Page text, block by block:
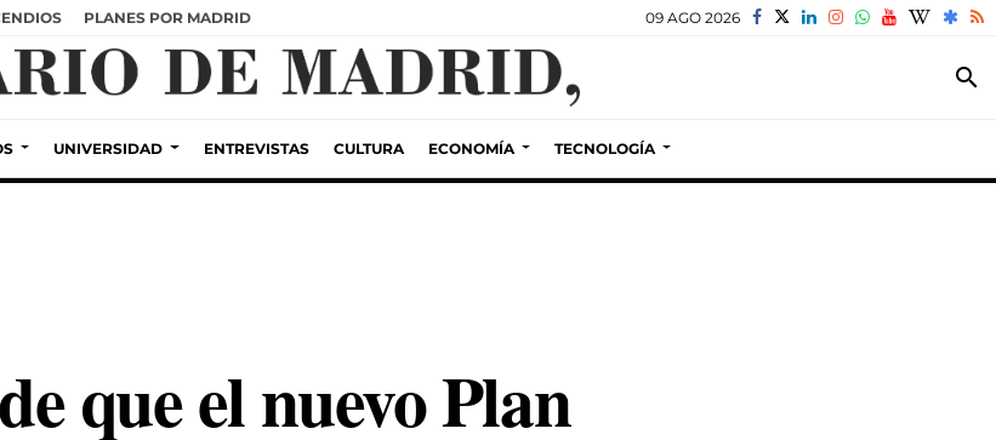
PLANES POR MADRID 09 AGO 2026
search
UNIVERSIDAD ENTREVISTAS CULTURA ECONOMÍA TECNOLOGÍA
que el nuevo Plan